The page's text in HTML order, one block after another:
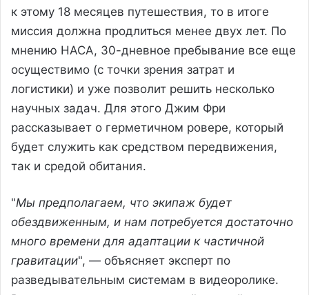
к этому 18 месяцев путешествия, то в итоге
миссия должна продлиться менее двух лет. По
мнению НАСА, 30-дневное пребывание все еще
осуществимо (с точки зрения затрат и
логистики) и уже позволит решить несколько
научных задач. Для этого Джим Фри
рассказывает о герметичном ровере, который
будет служить как средством передвижения,
так и средой обитания.
"Мы предполагаем, что экипаж будет
обездвиженным, и нам потребуется достаточно
много времени для адаптации к частичной
гравитации", — объясняет эксперт по
разведывательным системам в видеоролике.